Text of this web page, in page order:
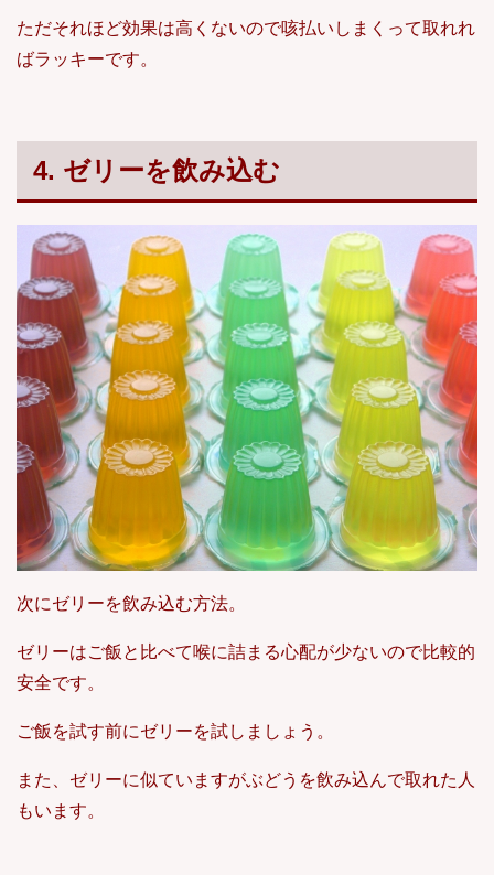
ただそれほど効果は高くないので咳払いしまくって取れれ
ばラッキーです。
4. ゼリーを飲み込む
次にゼリーを飲み込む方法。
ゼリーはご飯と比べて喉に詰まる心配が少ないので比較的
安全です。
ご飯を試す前にゼリーを試しましょう。
また、ゼリーに似ていますがぶどうを飲み込んで取れた人
もいます。